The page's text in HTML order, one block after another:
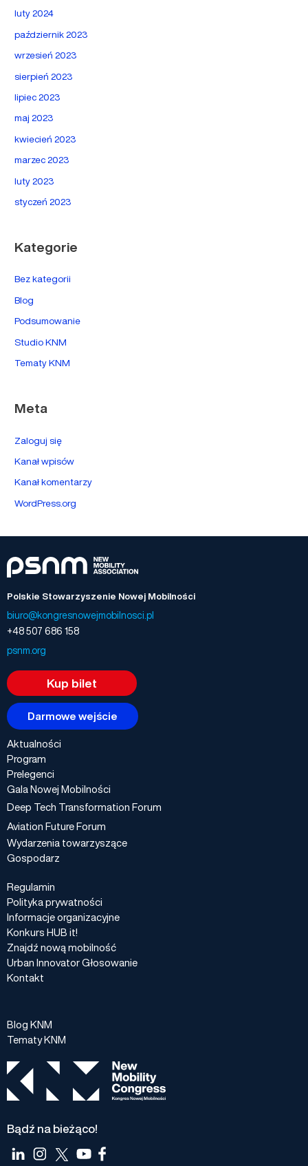
luty 2024
październik 2023
wrzesień 2023
sierpień 2023
lipiec 2023
maj 2023
kwiecień 2023
marzec 2023
luty 2023
styczeń 2023
Kategorie
Bez kategorii
Blog
Podsumowanie
Studio KNM
Tematy KNM
Meta
Zaloguj się
Kanał wpisów
Kanał komentarzy
WordPress.org
Polskie Stowarzyszenie Nowej Mobilności
biuro@kongresnowejmobilnosci.pl
+48 507 686 158
psnm.org
Kup bilet
Darmowe wejście
Aktualności
Program
Prelegenci
Gala Nowej Mobilności
Deep Tech Transformation Forum
Aviation Future Forum
Wydarzenia towarzyszące
Gospodarz
Regulamin
Polityka prywatności
Informacje organizacyjne
Konkurs HUB it!
Znajdź nową mobilność
Urban Innovator Głosowanie
Kontakt
Blog KNM
Tematy KNM
Bądź na bieżąco!